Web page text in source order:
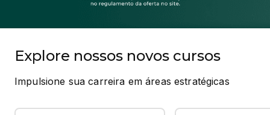
Explore nossos novos cursos
Impulsione sua carreira em áreas estratégicas